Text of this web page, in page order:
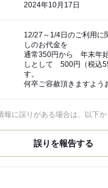
2024年10月17日
12/27～1/4日のご利用に
しのお代金を
通常350円から 年末年
しとして 500円（税込
す。
何卒ご容赦頂きますよう
に誤りがある場合は、以下か
誤りを報告する